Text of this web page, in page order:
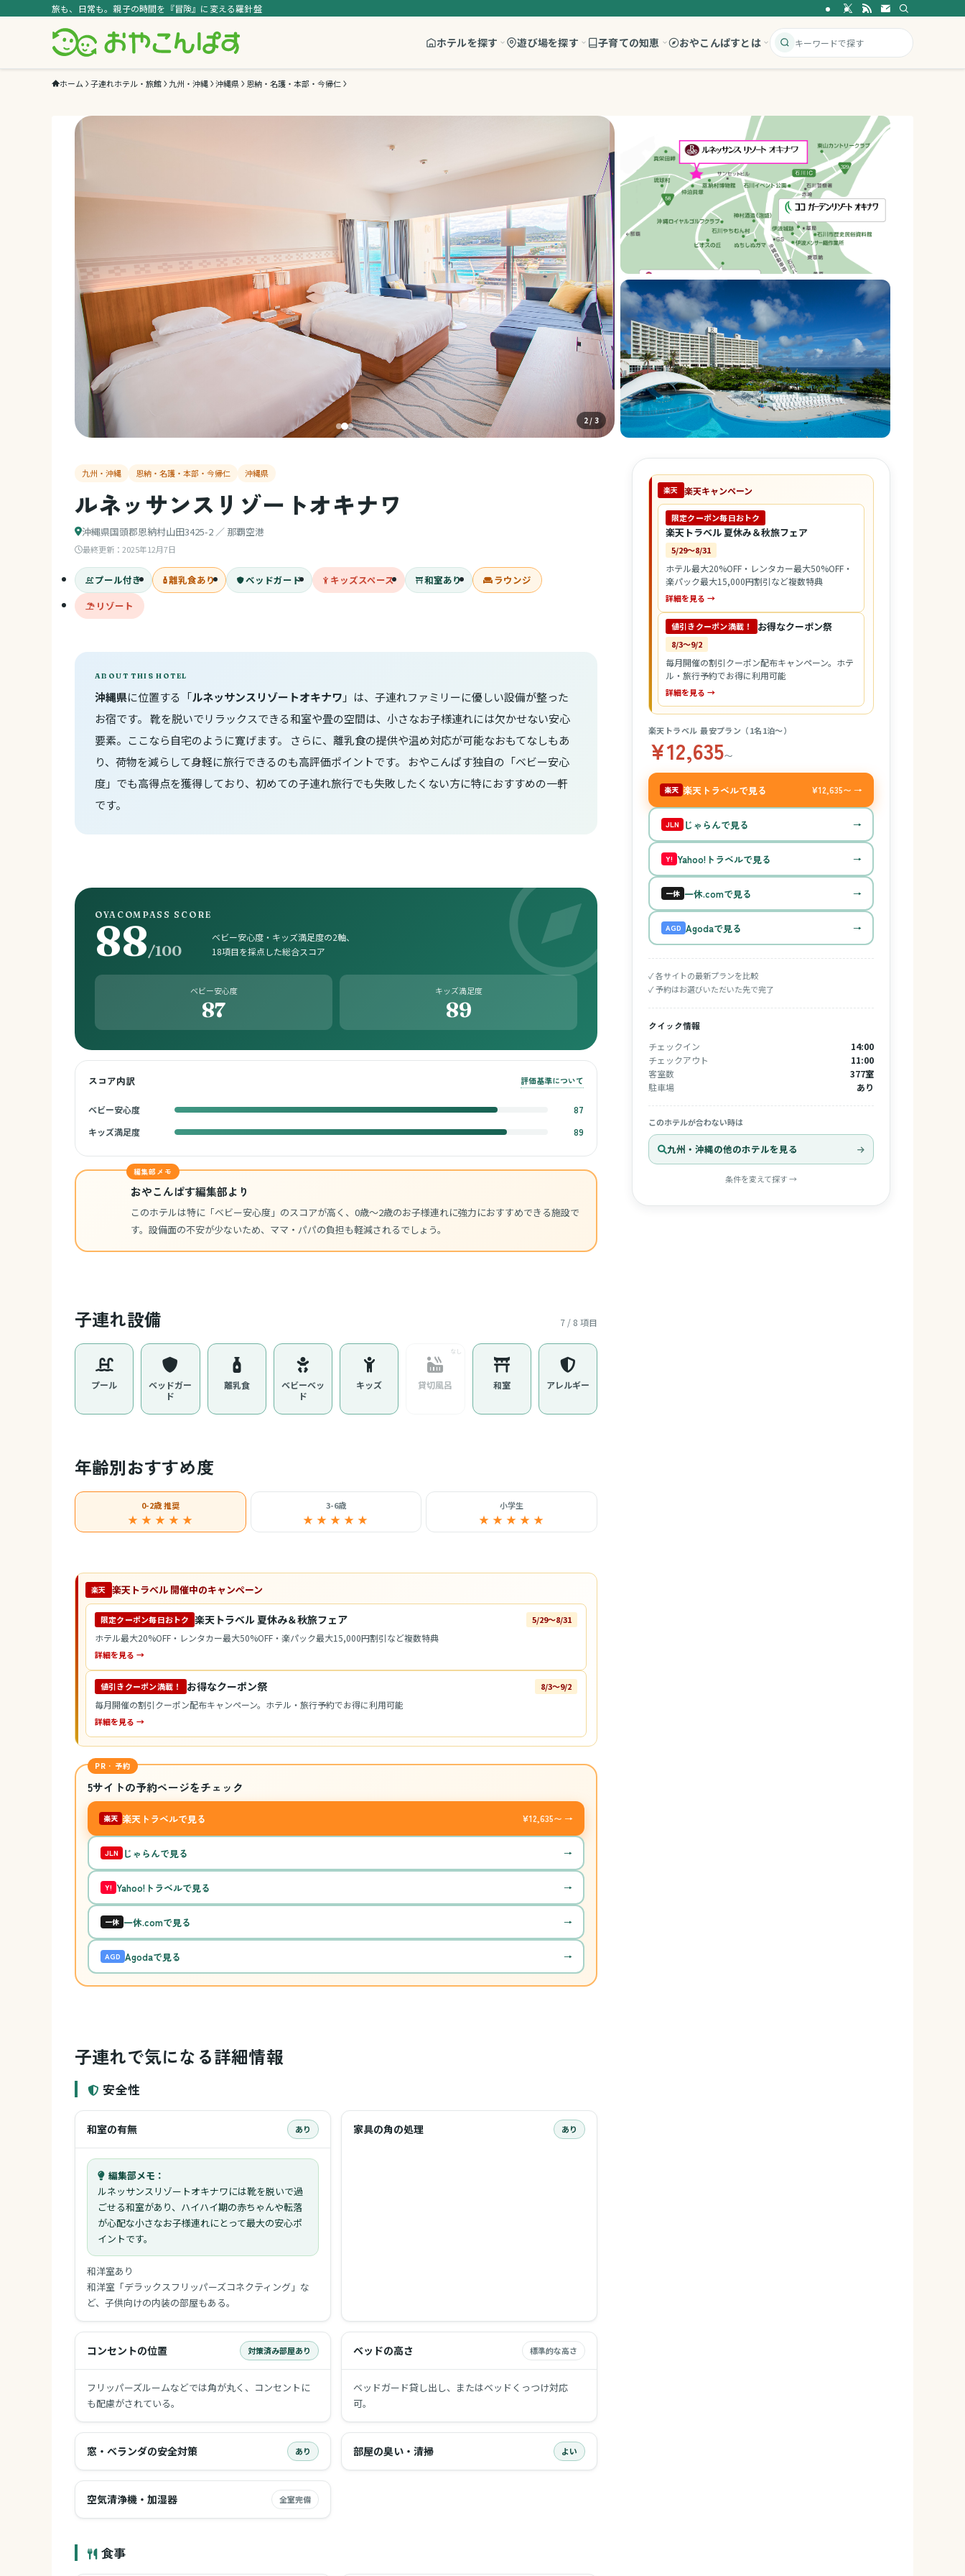
旅も、日常も。親子の時間を『冒険』に変える羅針盤
ホテルを探す 遊び場を探す 子育ての知恵 おやこんぱすとは
ホーム 子連れホテル・旅館 九州・沖縄 沖縄県 恩納・名護・本部・今帰仁
3/ 3
九州・沖縄 恩納・名護・本部・今帰仁 沖縄県
ルネッサンスリゾートオキナワ
沖縄県国頭郡恩納村山田3425-2 ／ 那覇空港
最終更新： 2025年12月7日
プール付き 離乳食あり ベッドガード キッズスペース 和室あり
ラウンジ
リゾート
ABOUT THIS HOTEL
沖縄県に位置する「ルネッサンスリゾートオキナワ 」は、子連れファミリーに優しい設備が整った
お宿です。 靴を脱いでリラックスできる和室や畳の空間は、小さなお子様連れには欠かせない安心
要素。ここなら自宅のように寛げます。 さらに、離乳食の提供や温め対応が可能なおもてなしもあ
り、荷物を減らして身軽に旅行できるのも高評価ポイントです。 おやこんぱす独自の「ベビー安心
度」でも高得点を獲得しており、初めての子連れ旅行でも失敗したくない方に特におすすめの一軒
です。
OYACOMPASS SCORE
88/100
ベビー安心度・キッズ満足度の2軸、
18項目を採点した総合スコア
ベビー安心度
87
キッズ満足度
89
スコア内訳 評価基準について
ベビー安心度
87
キッズ満足度
89
編集部メモ
おやこんぱす編集部より
このホテルは特に「ベビー安心度」のスコアが高く、0歳〜2歳のお子様連れに強力におすすめできる施設で
す。設備面の不安が少ないため、ママ・パパの負担も軽減されるでしょう。
子連れ設備 7 / 8 項目
プール
ベッドガー
ド
離乳食
ベビーベッ
ド
キッズ 貸切風呂 和室 アレルギー
年齢別おすすめ度
0-2歳 推奨
★ ★ ★ ★ ★
3-6歳
★ ★ ★ ★ ★
小学生
★ ★ ★ ★ ★
楽天 楽天トラベル 開催中のキャンペーン
限定クーポン毎日おトク 楽天トラベル 夏休み＆秋旅フェア 5/29〜8/31
ホテル最大20%OFF・レンタカー最大50%OFF・楽パック最大15,000円割引など複数特典
詳細を見る →
値引きクーポン満載！ お得なクーポン祭 8/3〜9/2
毎月開催の割引クーポン配布キャンペーン。ホテル・旅行予約でお得に利用可能
詳細を見る →
PR · 予約
5サイトの予約ページをチェック
楽天 楽天トラベルで見る ¥12,635〜 →
JLN じゃらんで見る →
Y! Yahoo!トラベルで見る →
一休 一休.comで見る →
AGD Agodaで見る →
子連れで気になる詳細情報
安全性
和室の有無 あり
編集部メモ：
ルネッサンスリゾートオキナワには靴を脱いで過
ごせる和室があり、ハイハイ期の赤ちゃんや転落
が心配な小さなお子様連れにとって最大の安心ポ
イントです。
和洋室あり
和洋室「デラックスフリッパーズコネクティング」な
ど、子供向けの内装の部屋もある。
家具の角の処理 あり
コンセントの位置 対策済み部屋あり
フリッパーズルームなどでは角が丸く、コンセントに
も配慮がされている。
ベッドの高さ 標準的な高さ
ベッドガード貸し出し、またはベッドくっつけ対応
可。
窓・ベランダの安全対策 あり 部屋の臭い・清掃 よい
空気清浄機・加湿器 全室完備
食事
楽天 楽天キャンペーン
限定クーポン毎日おトク
楽天トラベル 夏休み＆秋旅フェア
5/29〜8/31
ホテル最大20%OFF・レンタカー最大50%OFF・
楽パック最大15,000円割引など複数特典
詳細を見る →
値引きクーポン満載！ お得なクーポン祭
8/3〜9/2
毎月開催の割引クーポン配布キャンペーン。ホテ
ル・旅行予約でお得に利用可能
詳細を見る →
楽天トラベル 最安プラン（1名1泊〜）
¥12,635〜
楽天 楽天トラベルで見る ¥12,635〜 →
JLN じゃらんで見る →
Y! Yahoo!トラベルで見る →
一休 一休.comで見る →
AGD Agodaで見る →
✓ 各サイトの最新プランを比較
✓ 予約はお選びいただいた先で完了
クイック情報
チェックイン
14:00
チェックアウト
11:00
客室数
377室
駐車場
あり
このホテルが合わない時は
九州・沖縄の他のホテルを見る
条件を変えて探す →